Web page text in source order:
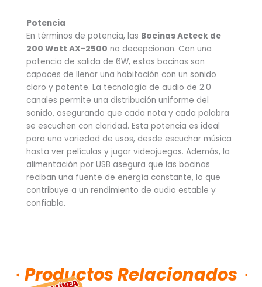
Potencia
En términos de potencia, las Bocinas Acteck de
200 Watt AX-2500 no decepcionan. Con una
potencia de salida de 6W, estas bocinas son
capaces de llenar una habitación con un sonido
claro y potente. La tecnología de audio de 2.0
canales permite una distribución uniforme del
sonido, asegurando que cada nota y cada palabra
se escuchen con claridad. Esta potencia es ideal
para una variedad de usos, desde escuchar música
hasta ver películas y jugar videojuegos. Además, la
alimentación por USB asegura que las bocinas
reciban una fuente de energía constante, lo que
contribuye a un rendimiento de audio estable y
confiable.
Productos Relacionados